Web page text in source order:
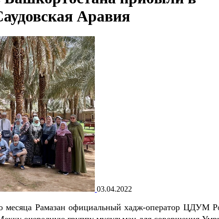
Аравия
03.04.2022
месяца Рамазан официальный хадж-оператор ЦДУМ